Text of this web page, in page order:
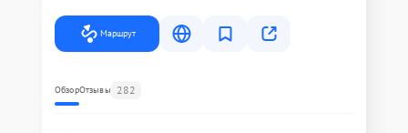
Маршрут
ОбзорОтзывы 282